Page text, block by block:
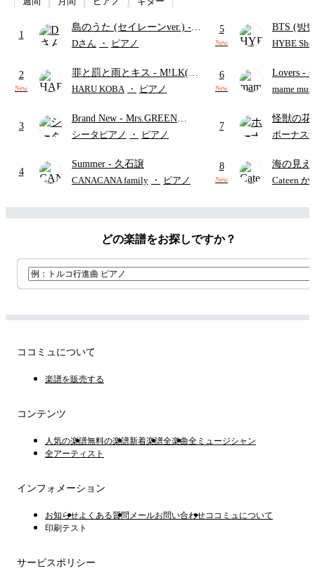
1
島のうた (セイレーンver.) -
セイレーン(CV.鈴木みのり)
ード・ペダル付き/『映画ちい
かわ 人魚の島のひみつ』よ
Dさん ・ ピアノ
2
New
罪と罰と雨とキス - M!LK(佐
野勇斗&吉田仁人)
HARU KOBA ・ ピアノ
3
Brand New - Mrs.GREEN
APPLE
シータピアノ ・ ピアノ
4
Summer - 久石譲
CANACANA family ・ ピアノ
5
New
BTS (방
HYBE
6
New
Lovers -
ト)
mame
7
怪獣の
ードパー
ボーナス
8
New
海の見
Cateen か
どの楽譜をお探しですか？
ココミュについて
楽譜を販売する
コンテンツ
人気の楽譜無料の楽譜新着楽譜全楽曲全ミュージシャン
全アーティスト
インフォメーション
お知らせよくある質問 メールお問い合わせココミュについて
印刷テスト
サービスポリシー